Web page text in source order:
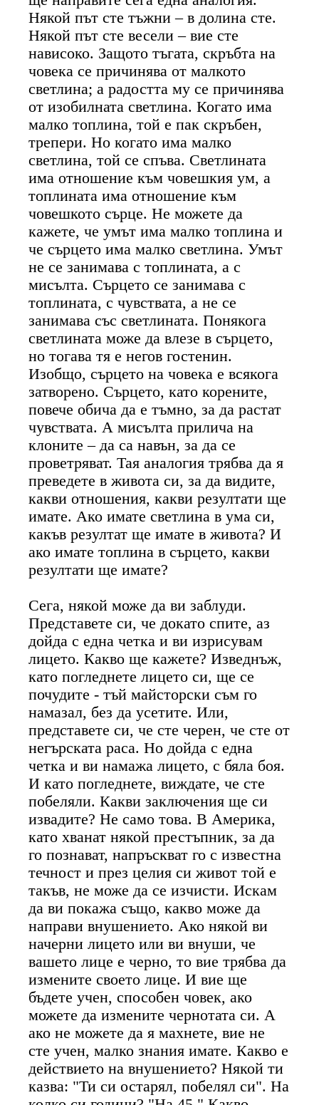
Някой път сте тъжни – в долина сте.
Някой път сте весели – вие сте
нависоко. Защото тъгата, скръбта на
човека се причинява от малкото
светлина; а радостта му се причинява
от изобилната светлина. Когато има
малко топлина, той е пак скръбен,
трепери. Но когато има малко
светлина, той се спъва. Светлината
има отношение към човешкия ум, а
топлината има отношение към
човешкото сърце. Не можете да
кажете, че умът има малко топлина и
че сърцето има малко светлина. Умът
не се занимава с топлината, а с
мисълта. Сърцето се занимава с
топлината, с чувствата, а не се
занимава със светлината. Понякога
светлината може да влезе в сърцето,
но тогава тя е негов гостенин.
Изобщо, сърцето на човека е всякога
затворено. Сърцето, като корените,
повече обича да е тъмно, за да растат
чувствата. А мисълта прилича на
клоните – да са навън, за да се
проветряват. Тая аналогия трябва да я
преведете в живота си, за да видите,
какви отношения, какви резултати ще
имате. Ако имате светлина в ума си,
какъв резултат ще имате в живота? И
ако имате топлина в сърцето, какви
резултати ще имате?
Сега, някой може да ви заблуди.
Представете си, че докато спите, аз
дойда с една четка и ви изрисувам
лицето. Какво ще кажете? Изведнъж,
като погледнете лицето си, ще се
почудите - тъй майсторски съм го
намазал, без да усетите. Или,
представете си, че сте черен, че сте от
негърската раса. Но дойда с една
четка и ви намажа лицето, с бяла боя.
И като погледнете, виждате, че сте
побеляли. Какви заключения ще си
извадите? Не само това. В Америка,
като хванат някой престъпник, за да
го познават, напръскват го с известна
течност и през целия си живот той е
такъв, не може да се изчисти. Искам
да ви покажа също, какво може да
направи внушението. Ако някой ви
начерни лицето или ви внуши, че
вашето лице е черно, то вие трябва да
измените своето лице. И вие ще
бъдете учен, способен човек, ако
можете да измените чернотата си. А
ако не можете да я махнете, вие не
сте учен, малко знания имате. Какво е
действието на внушението? Някой ти
казва: "Ти си остарял, побелял си". На